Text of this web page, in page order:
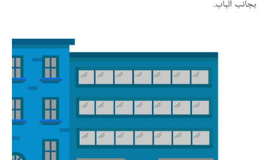
بجانب الباب.